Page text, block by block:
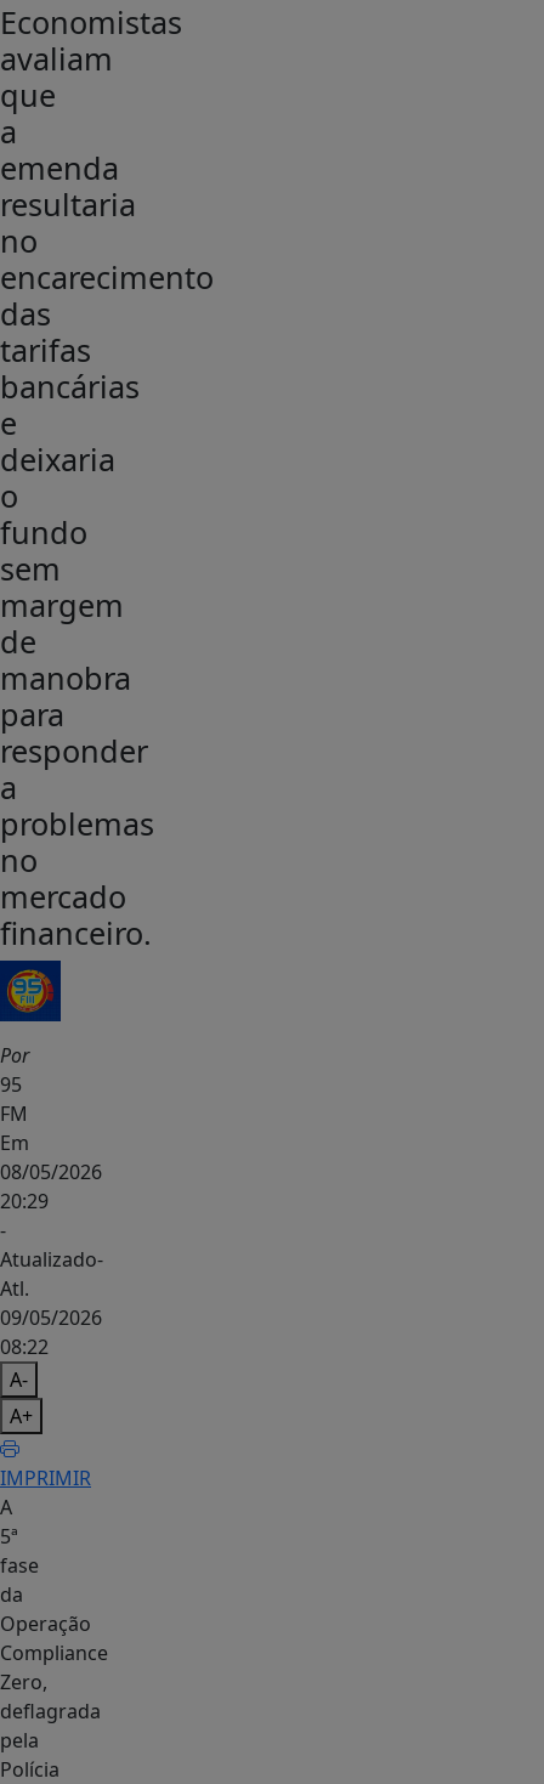
Economistas
avaliam
que
a
emenda
resultaria
no
encarecimento
das
tarifas
bancárias
e
deixaria
o
fundo
sem
margem
de
manobra
para
responder
a
problemas
no
mercado
financeiro.
Por
95
FM
Em
08/05/2026
20:29
-
Atualizado-
Atl.
09/05/2026
08:22
A-
A+
IMPRIMIR
A
5ª
fase
da
Operação
Compliance
Zero,
deflagrada
pela
Polícia